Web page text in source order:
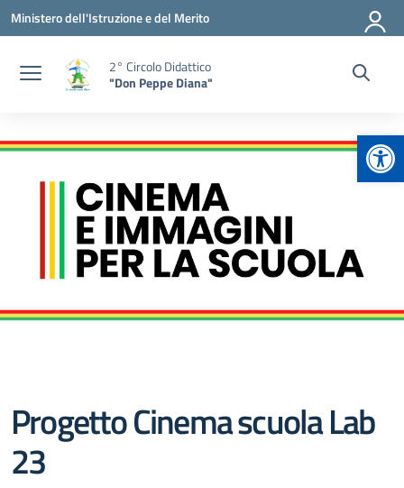
Vai ai contenuti
Vai al menu di navigazione
Vai al footer
Ministero dell'Istruzione e del Merito
2° Circolo Didattico
"Don Peppe Diana"
Progetto Cinema scuola Lab
23